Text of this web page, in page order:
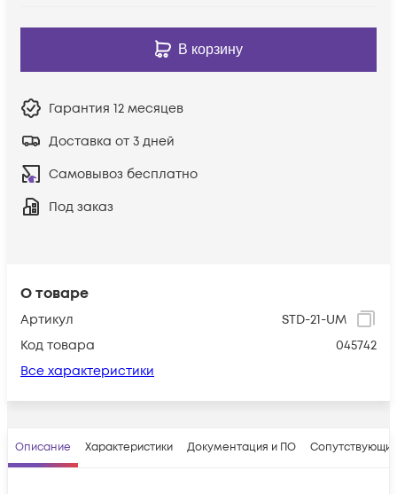
О товаре
Артикул
STD-21-UM
Код товара
045742
Все характеристики
В корзину
Гарантия 12 месяцев
Доставка от 3 дней
Самовывоз бесплатно
Под заказ
Описание Характеристики Документация и ПО